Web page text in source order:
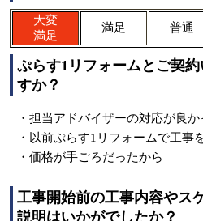
大変
満足
満足 普通
ぷらす1リフォームとご契
すか？
・担当アドバイザーの対応が良か
・以前ぷらす1リフォームで工事
・価格が手ごろだったから
工事開始前の工事内容やス
説明はいかがでしたか？